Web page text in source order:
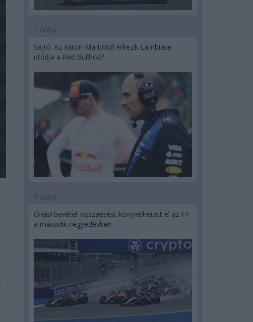
1 órája
Sajtó: Az Aston Martintól érkezik Lambiase
utódja a Red Bullhoz?
6 órája
Óriási bevétel-visszaesést könyvelhetett el az F1
a második negyedévben